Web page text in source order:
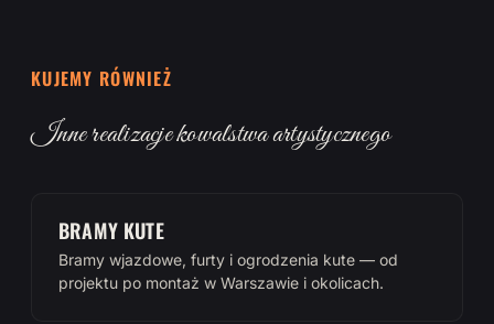
KUJEMY RÓWNIEŻ
Inne realizacje kowalstwa artystycznego
BRAMY KUTE
Bramy wjazdowe, furty i ogrodzenia kute — od
projektu po montaż w Warszawie i okolicach.